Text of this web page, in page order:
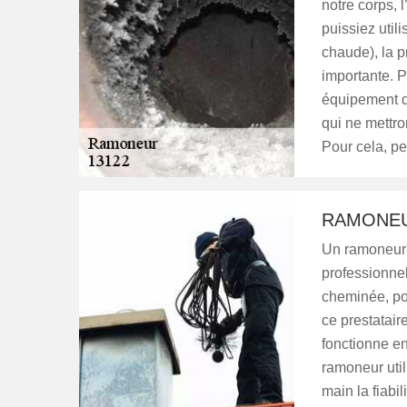
notre corps,
puissiez
chaude), la
importante.
équipement
qui ne
Pour cela,
Un
cheminée,
ce
fonctionne
ramoneur
main la